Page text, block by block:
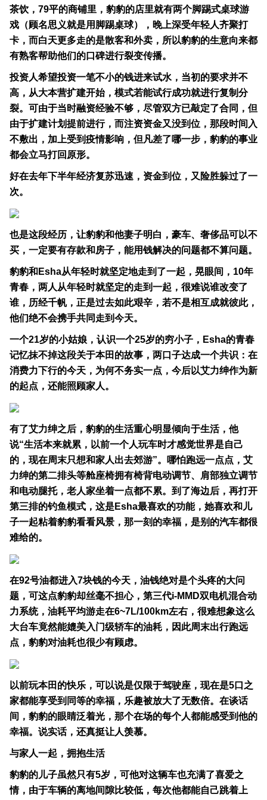
茶饮，79平的商铺里，豹豹的店里就有两个脚踢式桌球游
戏（顾名思义就是用脚踢桌球），晚上深受年轻人齐聚打
卡，而白天更多走的是散客和外卖，所以豹豹的生意向来都
有熟客帮助他们的口碑进行裂变传播。
投资人希望投资一笔不小的钱进来试水，当初的要求并不
高，从大本营扩建开始，模式若能试行成功就进行复制分
裂。可由于当时融资经验不够，尽管双方已敲定了合同，但
由于扩建计划提前进行，而注资资金又没到位，那段时间入
不敷出，加上受到疫情影响，但凡差了哪一步，豹豹的事业
都会立马打回原形。
好在去年下半年经济复苏迅速，资金到位，又险胜躲过了一
次。
也是这段经历，让豹豹和他妻子明白，豪车、奢侈品可以不
买，一定要有存款和房子，能用钱解决的问题都不算问题。
豹豹和Esha从年轻时就坚定地走到了一起，晃眼间，10年
青春，两人从年轻时就坚定的走到一起，很难说谁改变了
谁，历经千帆，正是过去如此艰辛，若不是相互成就彼此，
他们绝不会携手共同走到今天。
一个21岁的小姑娘，认识一个25岁的穷小子，Esha的青春
记忆抹不掉这段关于本田的故事，两口子达成一个共识：在
消费力下行的今天，为何不务实一点，今后以艾力绅作为新
的起点，还能照顾家人。
有了艾力绅之后，豹豹的生活重心明显倾向于生活，他
说“生活本来就累，以前一个人玩车时才感觉世界是自己
的，现在周末只想和家人出去郊游”。哪怕跑远一点点，艾
力绅的第二排头等舱座椅拥有椅背电动调节、肩部独立调节
和电动腿托，老人家坐着一点都不累。到了海边后，再打开
第三排的钓鱼模式，这是Esha最喜欢的功能，她喜欢和儿
子一起粘着豹豹看看风景，那一刻的幸福，是别的汽车都很
难给的。
在92号油都进入7块钱的今天，油钱绝对是个头疼的大问
题，可这点豹豹却丝毫不担心，第三代i-MMD双电机混合动
力系统，油耗平均游走在6~7L/100km左右，很难想象这么
大台车竟然能媲美入门级轿车的油耗，因此周末出行跑远
点，豹豹对油耗也很少有顾虑。
以前玩本田的快乐，可以说是仅限于驾驶座，现在是5口之
家都能享受到同等的幸福，乐趣被放大了无数倍。在谈话
间，豹豹的眼睛泛着光，那个在场的每个人都能感受到他的
幸福。说实话，还真挺让人羡慕。
与家人一起，拥抱生活
豹豹的儿子虽然只有5岁，可他对这辆车也充满了喜爱之
情，由于车辆的离地间隙比较低，每次他都能自己跳着上